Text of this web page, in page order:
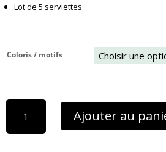
Lot de 5 serviettes
Coloris / motifs
quantité
serviettes
Ajouter au